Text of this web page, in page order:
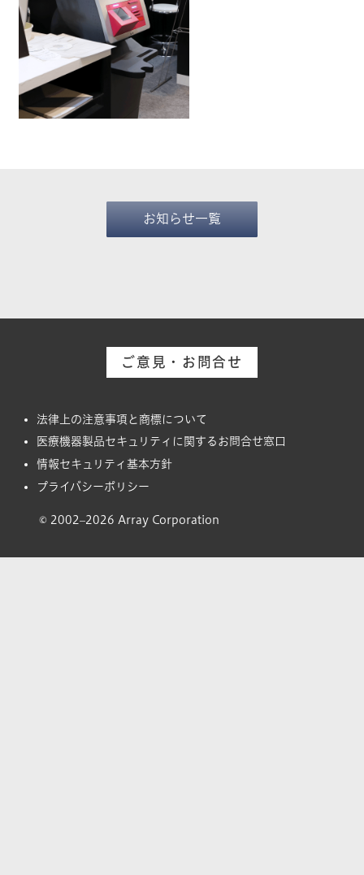
お知らせ一覧
ご意見・お問合せ
法律上の注意事項と商標について
医療機器製品セキュリティに関するお問合せ窓口
情報セキュリティ基本方針
プライバシーポリシー
© 2002–2026 Array Corporation